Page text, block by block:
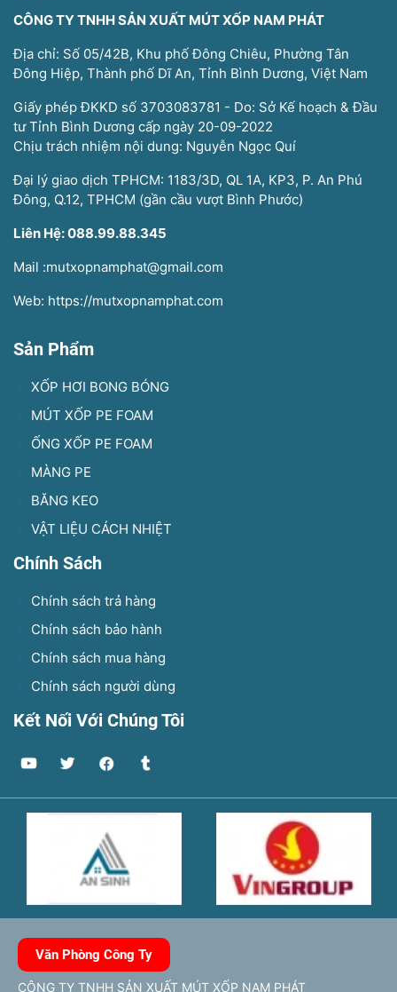
CÔNG TY TNHH SẢN XUẤT MÚT XỐP NAM PHÁT
Địa chỉ: Số 05/42B, Khu phố Đông Chiêu, Phường Tân
Đông Hiệp, Thành phố Dĩ An, Tỉnh Bình Dương, Việt Nam
Giấy phép ĐKKD số 3703083781 - Do: Sở Kế hoạch & Đầu
tư Tỉnh Bình Dương cấp ngày 20-09-2022
Chịu trách nhiệm nội dung: Nguyễn Ngọc Quí
Đại lý giao dịch TPHCM: 1183/3D, QL 1A, KP3, P. An Phú
Đông, Q.12, TPHCM (gần cầu vượt Bình Phước)
Liên Hệ: 088.99.88.345
Mail :mutxopnamphat@gmail.com
Web: https://mutxopnamphat.com
Sản Phẩm
XỐP HƠI BONG BÓNG
MÚT XỐP PE FOAM
ỐNG XỐP PE FOAM
MÀNG PE
BĂNG KEO
VẬT LIỆU CÁCH NHIỆT
Chính Sách
Chính sách trả hàng
Chính sách bảo hành
Chính sách mua hàng
Chính sách người dùng
Kết Nối Với Chúng Tôi
Văn Phòng Công Ty
CÔNG TY TNHH SẢN XUẤT MÚT XỐP NAM PHÁT